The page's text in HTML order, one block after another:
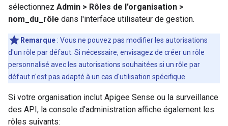
sélectionnez Admin > Rôles de l'organisation >
nom_du_rôle dans l'interface utilisateur de gestion.
Remarque : Vous ne pouvez pas modifier les autorisations
d'un rôle par défaut. Si nécessaire, envisagez de créer un rôle
personnalisé avec les autorisations souhaitées si un rôle par
défaut n'est pas adapté à un cas d'utilisation spécifique.
Si votre organisation inclut Apigee Sense ou la surveillance
des API, la console d'administration affiche également les
rôles suivants: